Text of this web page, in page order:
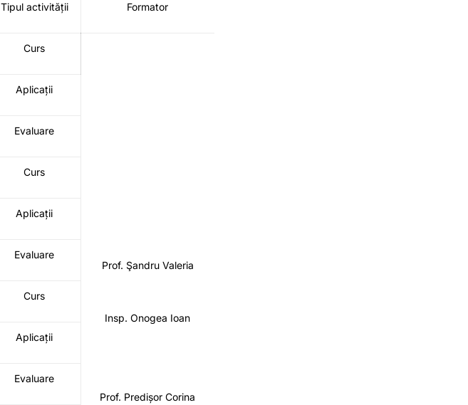
Tipul activității Formator
Curs
Prof. Şandru Valeria
Insp. Onogea Ioan
Prof. Predișor Corina
Aplicații
Evaluare
Curs
Aplicații
Evaluare
Curs
Aplicații
Evaluare